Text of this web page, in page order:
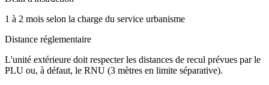
1 à 2 mois selon la charge du service urbanisme
Distance réglementaire
L'unité extérieure doit respecter les distances de recul prévues par le
PLU ou, à défaut, le RNU (3 mètres en limite séparative).